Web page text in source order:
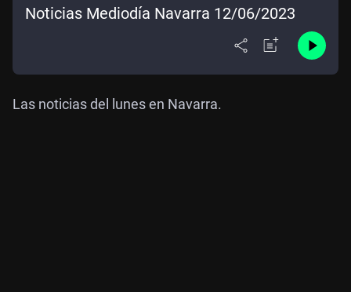
Noticias Mediodía Navarra 12/06/2023
Las noticias del lunes en Navarra.